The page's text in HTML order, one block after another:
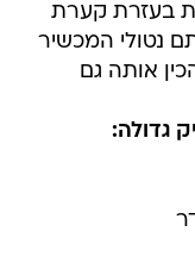
בעזרת קערת
נטולי המכשיר
אותה גם
גדולה: